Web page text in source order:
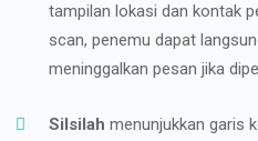
tampilan lokasi dan kontak
scan, penemu dapat
meninggalkan pesan jika
Silsilah menunjukkan garis